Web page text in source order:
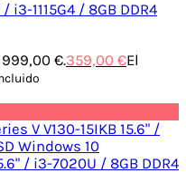
i3-1115G4 / 8GB DDR4
€.359,00 €El